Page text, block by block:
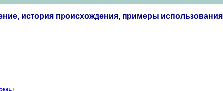
история происхождения, примеры использования